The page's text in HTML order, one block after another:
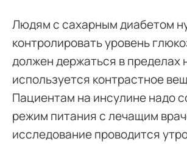
Людям с сахарным диабетом
контролировать уровень
должен держаться в пределах
используется контрастное
Пациентам на инсулине надо
режим питания с лечащим
исследование проводится